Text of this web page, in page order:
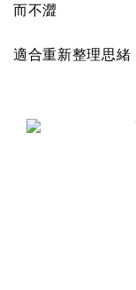
而不澀
適合重新整理思緒